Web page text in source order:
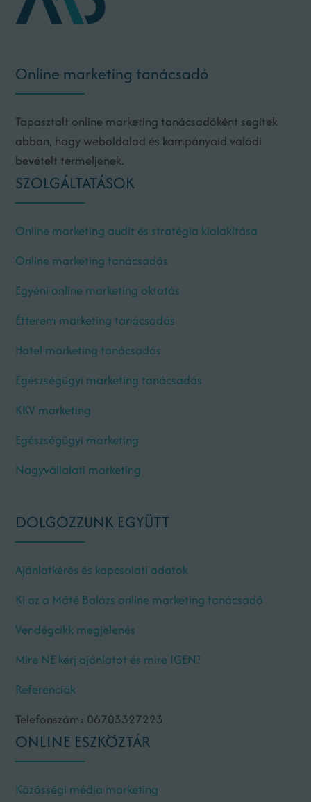
Online marketing tanácsadó
Tapasztalt online marketing tanácsadóként segítek
abban, hogy weboldalad és kampányaid valódi
bevételt termeljenek.
SZOLGÁLTATÁSOK
Online marketing audit és stratégia kialakítása
Online marketing tanácsadás
Egyéni online marketing oktatás
Étterem marketing tanácsadás
Hotel marketing tanácsadás
Egészségügyi marketing tanácsadás
KKV marketing
Egészségügyi marketing
Nagyvállalati marketing
DOLGOZZUNK EGYÜTT
Ajánlatkérés és kapcsolati adatok
Ki az a Máté Balázs online marketing tanácsadó
Vendégcikk megjelenés
Mire NE kérj ajánlatot és mire IGEN?
Referenciák
Telefonszám: 06703327223
ONLINE ESZKÖZTÁR
Közösségi média marketing